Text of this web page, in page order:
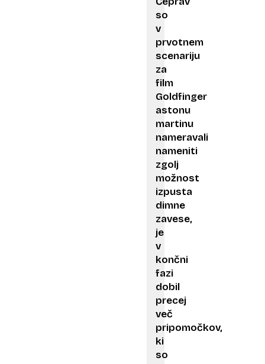
so
v
prvotnem
scenariju
za
film
Goldfinger
astonu
martinu
nameravali
nameniti
zgolj
možnost
izpusta
dimne
zavese,
je
v
končni
fazi
dobil
precej
več
pripomočkov,
ki
so